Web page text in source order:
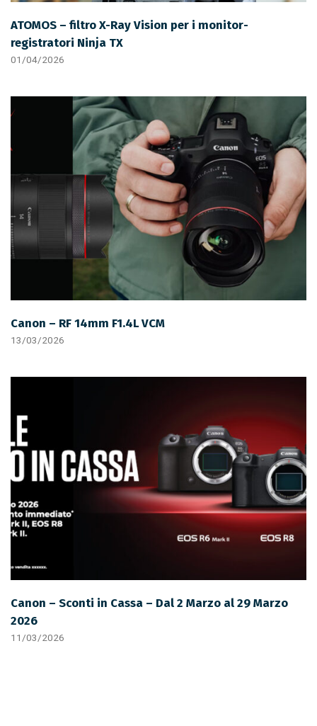
ATOMOS – filtro X-Ray Vision per i monitor-
registratori Ninja TX
01/04/2026
Canon – RF 14mm F1.4L VCM
13/03/2026
Canon – Sconti in Cassa – Dal 2 Marzo al 29 Marzo
2026
11/03/2026